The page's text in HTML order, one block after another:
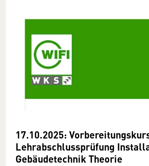
17.10.2025:
Lehrabschlussprüfung
Gebäudetechnik Theorie